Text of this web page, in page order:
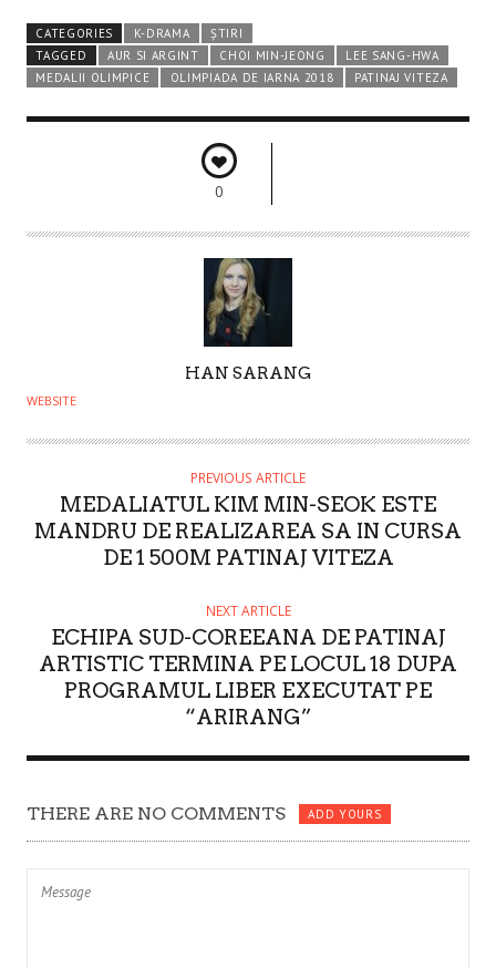
CATEGORIES K-DRAMA
ȘTIRI
TAGGED
AUR SI ARGINT CHOI MIN-JEONG
LEE SANG-HWA
MEDALII OLIMPICE
OLIMPIADA DE IARNA 2018 PATINAJ VITEZA
0
U
H
HAN SARANG
WEBSITE
PREVIOUS ARTICLE
MEDALIATUL KIM MIN-SEOK ESTE
MANDRU DE REALIZAREA SA IN CURSA
DE 1 500M PATINAJ VITEZA
NEXT ARTICLE
ECHIPA SUD-COREEANA DE PATINAJ
ARTISTIC TERMINA PE LOCUL 18 DUPA
PROGRAMUL LIBER EXECUTAT PE
“ARIRANG”
THERE ARE NO COMMENTS ADD YOURS